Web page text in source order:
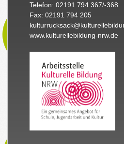
Telefon: 02191 794 367/-368
Fax: 02191 794 205
www.kulturellebildung-nrw.de